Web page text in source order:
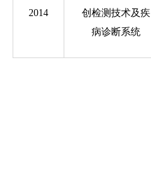
2014
创检测技术及疾
病诊断系统